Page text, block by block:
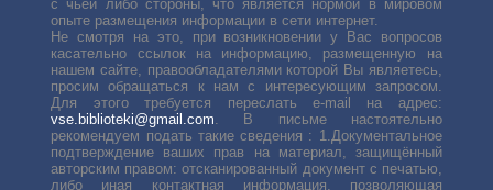
с чьей либо стороны, что является нормой в мировом
опыте размещения информации в сети интернет.
Не смотря на это, при возникновении у Вас вопросов
касательно ссылок на информацию, размещенную на
нашем сайте, правообладателями которой Вы являетесь,
просим обращаться к нам с интересующим запросом.
Для этого требуется переслать е-mail на адрес:
vse.biblioteki@gmail.com . В письме настоятельно
рекомендуем подать такие сведения : 1.Документальное
подтверждение ваших прав на материал, защищённый
авторским правом: отсканированный документ с печатью,
либо иная контактная информация, позволяющая